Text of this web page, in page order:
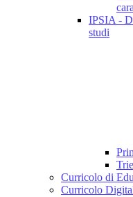
IPSIA -
studi
Curricolo di
Curricolo